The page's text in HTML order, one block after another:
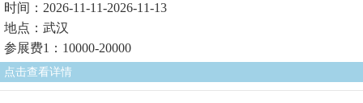
时间：2026-11-11-2026-11-13
地点：武汉
参展费1：10000-20000
点击查看详情